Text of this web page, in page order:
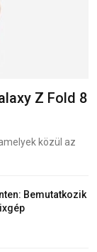
Z Fold 8
közül az
Bemutatkozik